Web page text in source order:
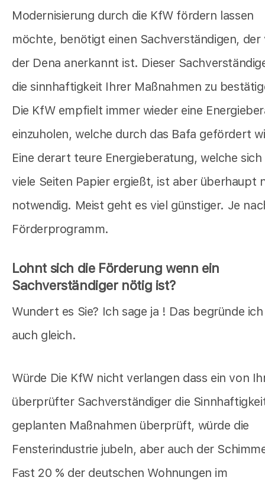
Modernisierung durch die KfW fördern lassen
möchte, benötigt einen Sachverständigen, der
der Dena anerkannt ist. Dieser
die sinnhaftigkeit Ihrer Maßnahmen zu
Die KfW empfielt immer wieder eine
einzuholen, welche durch das Bafa gefördert
Eine derart teure Energieberatung, welche
viele Seiten Papier ergießt, ist aber überhaupt
notwendig. Meist geht es viel günstiger. Je
Förderprogramm.
Lohnt sich die Förderung wenn ein
Sachverständiger nötig ist?
Wundert es Sie? Ich sage ja ! Das begründe
auch gleich.
Würde Die KfW nicht verlangen dass ein von
überprüfter Sachverständiger die
geplanten Maßnahmen überprüft, würde die
Fensterindustrie jubeln, aber auch der
Fast 20 % der deutschen Wohnungen im